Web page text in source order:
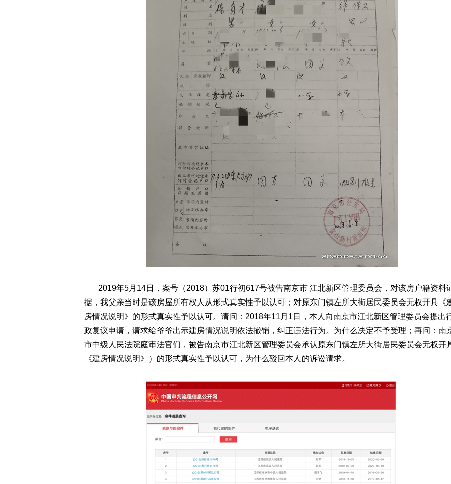
2019年5月14日，案号（2018）苏01行初617号被告南京市 江北新区管理委员会，对该房户籍资料
据，我父亲当时是该房屋所有权人从形式真实性予以认可；对原东门镇左所大街居民委员会无权开具《
房情况说明》的形式真实性予以认可。请问：2018年11月1日，本人向南京市江北新区管理委员会提出
政复议申请，请求给爷爷出示建房情况说明依法撤销，纠正违法行为。为什么决定不予受理；再问：南
市中级人民法院庭审法官们，被告南京市江北新区管理委员会承认原东门镇左所大街居民委员会无权开
《建房情况说明》）的形式真实性予以认可，为什么驳回本人的诉讼请求。